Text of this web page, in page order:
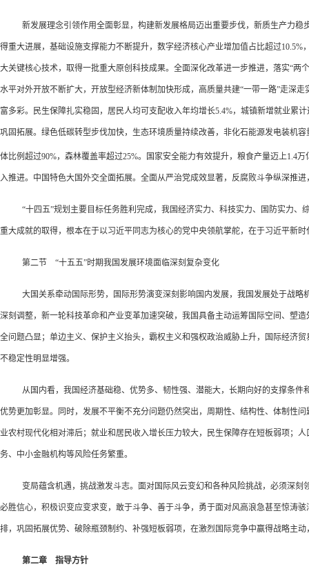
新发展理念引领作用全面彰显，构建新发展格局迈出重要步伐，新质生产力
得重大进展，基础设施支撑能力不断提升，数字经济核心产业增加值占比超过
大关键核心技术，取得一批重大原创科技成果。全面深化改革进一步推进，落实“
水平对外开放不断扩大，开放型经济新体制加快形成，高质量共建“一带一路”走深
富多彩。民生保障扎实稳固，居民人均可支配收入年均增长5.4%，城镇新增就业累
巩固拓展。绿色低碳转型步伐加快，生态环境质量持续改善，非化石能源发电装机
体比例超过90%，森林覆盖率超过25%。国家安全能力有效提升，粮食产量迈上1.4
入推进。中国特色大国外交全面拓展。全面从严治党成效显著，反腐败斗争纵深推
“十四五”规划主要目标任务胜利完成，我国经济实力、科技实力、国防实力
重大成就的取得，根本在于以习近平同志为核心的党中央领航掌舵，在于习近平新
第二节 “十五五”时期我国发展环境面临深刻复杂变化
大国关系牵动国际形势，国际形势演变深刻影响国内发展，我国发展处于战
深刻调整，新一轮科技革命和产业变革加速突破，我国具备主动运筹国际空间、塑
全问题凸显；单边主义、保护主义抬头，霸权主义和强权政治威胁上升，国际经济
不稳定性明显增强。
从国内看，我国经济基础稳、优势多、韧性强、潜能大，长期向好的支撑条
优势更加彰显。同时，发展不平衡不充分问题仍然突出，周期性、结构性、体制性
业农村现代化相对滞后；就业和居民收入增长压力较大，民生保障存在短板弱项；
务、中小金融机构等风险任务繁重。
变局蕴含机遇，挑战激发斗志。面对国际风云变幻和各种风险挑战，必须深刻
必胜信心，积极识变应变求变，敢于斗争、善于斗争，勇于面对风高浪急甚至惊涛
排，巩固拓展优势、破除瓶颈制约、补强短板弱项，在激烈国际竞争中赢得战略主
第二章 指导方针